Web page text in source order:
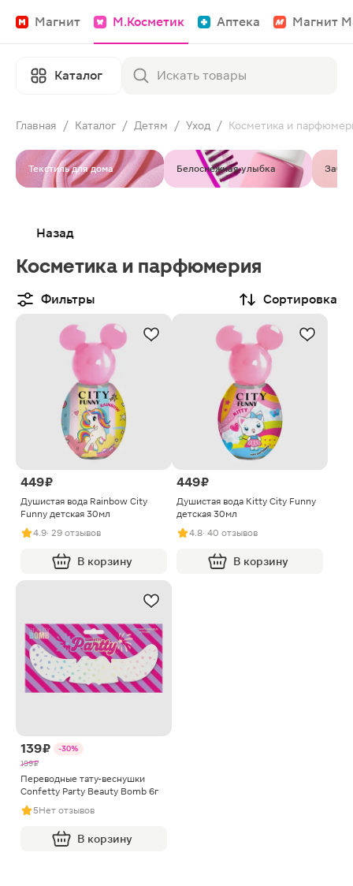
Магнит М.Косметик Аптека Магнит
Каталог
Главная / Каталог / Детям / Уход / Косметика и
Текстиль для дома Белоснежная улыбка
Назад
Косметика и парфюмерия
Фильтры Сортировка
449 ₽
Душистая вода Rainbow Сity
Funny детская 30мл
4.9· 29 отзывов
В корзину
449 ₽
Душистая вода Kitty Сity Funny
детская 30мл
4.8· 40 отзывов
В корзину
139 ₽
-30%
199 ₽
Переводные тату-веснушки
Confetty Party Beauty Bomb 6г
5Нет отзывов
В корзину